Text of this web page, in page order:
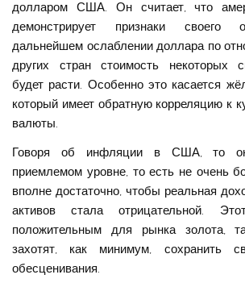
долларом США. Он считает, что
демонстрирует признаки своего
дальнейшем ослаблении доллара по
других стран стоимость некоторых
будет расти. Особенно это касается
который имеет обратную корреляцию к
валюты.
Говоря об инфляции в США, то
приемлемом уровне, то есть не очень
вполне достаточно, чтобы реальная
активов стала отрицательной.
положительным для рынка золота,
захотят, как минимум, сохранить
обесценивания.